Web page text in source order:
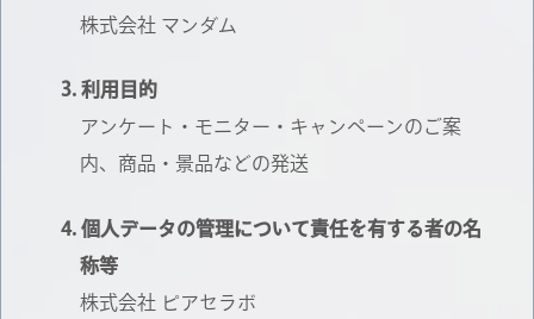
株式会社 マンダム
利用目的
アンケート・モニター・キャンペーンのご案
内、商品・景品などの発送
個人データの管理について責任を有する者の名
称等
株式会社 ピアセラボ